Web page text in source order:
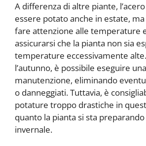
A differenza di altre piante,
essere potato anche in estate,
fare attenzione alle temperature
assicurarsi che la pianta non sia
temperature eccessivamente
l’autunno, è possibile eseguire
manutenzione, eliminando
o danneggiati. Tuttavia, è
potature troppo drastiche in
quanto la pianta si sta
invernale.